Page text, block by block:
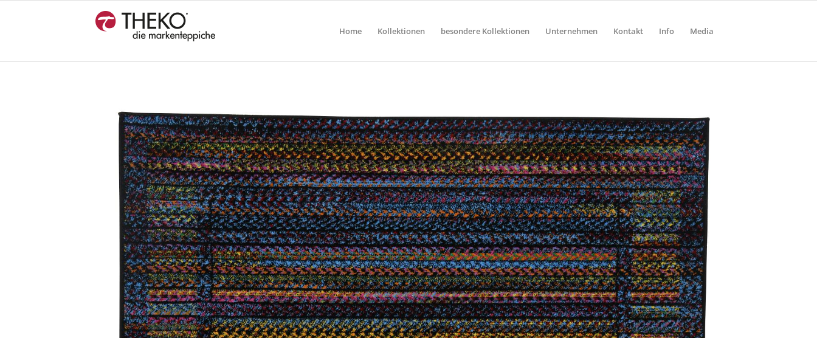
Home Kollektionen besondere Kollektionen Unternehmen Kontakt Info Media